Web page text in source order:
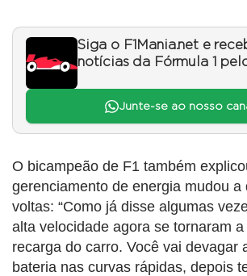
Siga o F1Mania.net e
notícias da Fórmula 1
Junte-se ao nosso
O bicampeão de F1 também
gerenciamento de energia mudou a
voltas: “Como já disse algumas
alta velocidade agora se tornaram
recarga do carro. Você vai devagar
bateria nas curvas rápidas, depois